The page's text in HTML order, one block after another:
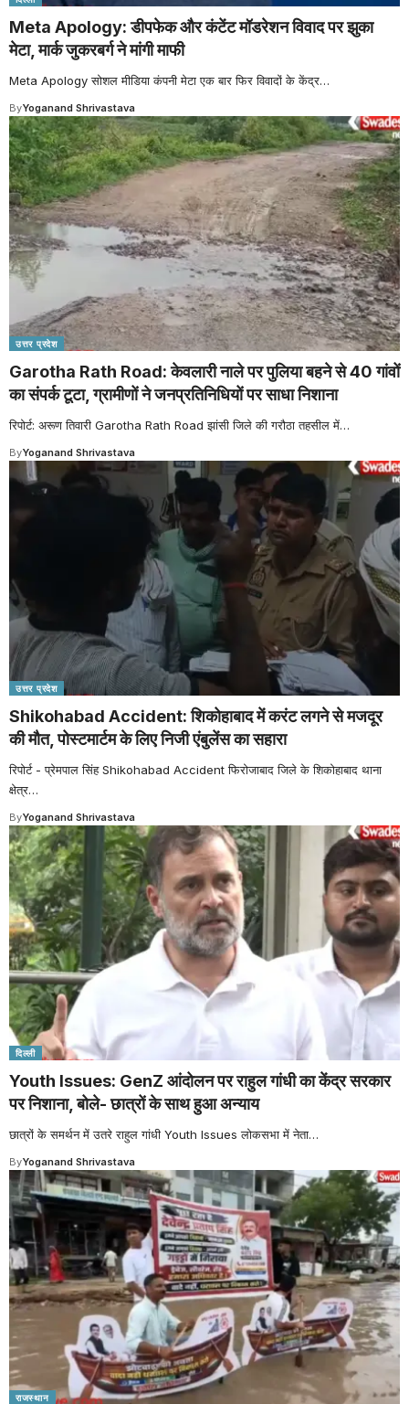
Meta Apology: डीपफेक और कंटेंट मॉडरेशन विवाद पर झुका
मेटा, मार्क जुकरबर्ग ने मांगी माफी
Meta Apology सोशल मीडिया कंपनी मेटा एक बार फिर विवादों के केंद्र…
ByYoganand Shrivastava
उत्तर प्रदेश
Garotha Rath Road: केवलारी नाले पर पुलिया बहने से 40 गांवों
का संपर्क टूटा, ग्रामीणों ने जनप्रतिनिधियों पर साधा निशाना
रिपोर्ट: अरूण तिवारी Garotha Rath Road झांसी जिले की गरौठा तहसील में…
ByYoganand Shrivastava
उत्तर प्रदेश
Shikohabad Accident: शिकोहाबाद में करंट लगने से मजदूर
की मौत, पोस्टमार्टम के लिए निजी एंबुलेंस का सहारा
रिपोर्ट - प्रेमपाल सिंह Shikohabad Accident फिरोजाबाद जिले के शिकोहाबाद थाना
क्षेत्र…
ByYoganand Shrivastava
दिल्ली
Youth Issues: GenZ आंदोलन पर राहुल गांधी का केंद्र सरकार
पर निशाना, बोले- छात्रों के साथ हुआ अन्याय
छात्रों के समर्थन में उतरे राहुल गांधी Youth Issues लोकसभा में नेता…
ByYoganand Shrivastava
राजस्थान